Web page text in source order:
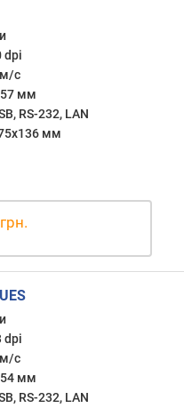
dpi
с
57 мм
RS-232, LAN
мм
грн.
dpi
с
54 мм
RS-232, LAN